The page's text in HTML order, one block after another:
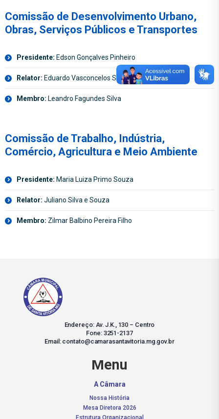
Comissão de Desenvolvimento Urbano,
Obras, Serviços Públicos e Transportes
Presidente: Edson Gonçalves Pinheiro
Relator: Eduardo Vasconcelos Santos
Membro: Leandro Fagundes Silva
Comissão de Trabalho, Indústria,
Comércio, Agricultura e Meio Ambiente
Presidente: Maria Luiza Primo Souza
Relator: Juliano Silva e Souza
Membro: Zilmar Balbino Pereira Filho
Endereço: Av. J.K., 130 – Centro
Fone: 3251-2137
Email: contato@camarasantavitoria.mg.gov.br
Menu
A Câmara
Nossa História
Mesa Diretora 2026
Estrutura Organizacional